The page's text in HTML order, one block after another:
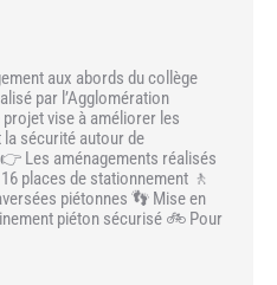
aux abords du collège
par l’Agglomération
vise à améliorer les
sécurité autour de
👉 Les aménagements réalisés
places de stationnement 🚶
piétonnes 👣 Mise en
piéton sécurisé 🚲 Pour